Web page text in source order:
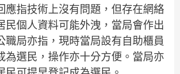
應指技術上沒有問題，但存在網絡
民個人資料可能外洩，當局會作出
職局亦指，現時當局設有自助櫃員
為選民，操作亦十分方便。當局亦